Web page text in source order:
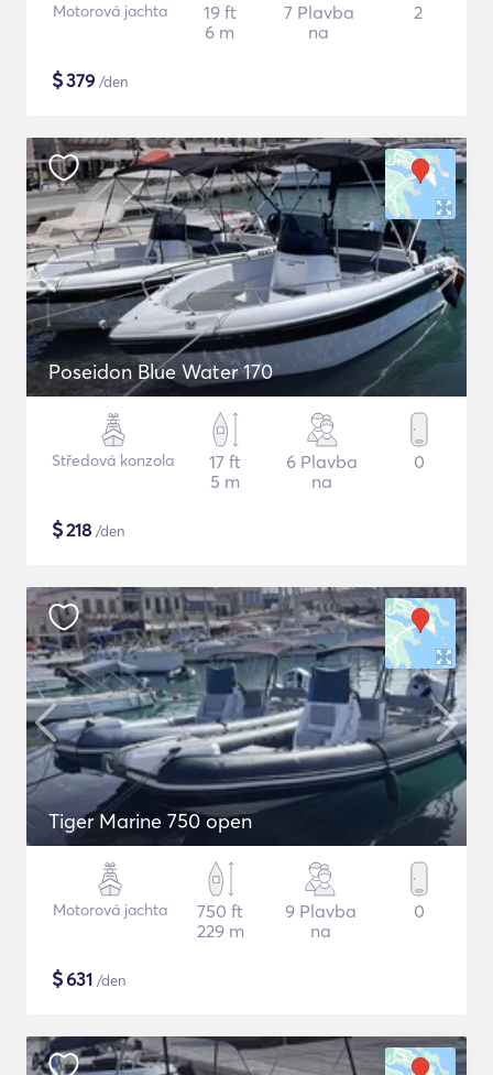
Motorová jachta
19 ft
6 m
7 Plavba
na
2
$379 /den
Poseidon Blue Water 170
Středová konzola
17 ft
5 m
6 Plavba
na
0
$218 /den
Tiger Marine 750 open
Motorová jachta
750 ft
229 m
9 Plavba
na
0
$631 /den